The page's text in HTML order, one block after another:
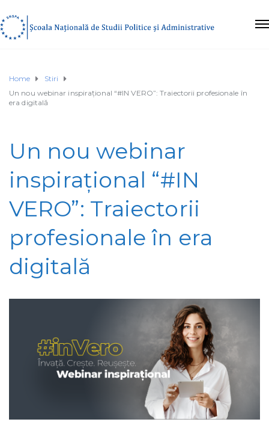
Home
Stiri
Un nou webinar inspirațional “#IN VERO”: Traiectorii profesionale în
era digitală
Un nou webinar
inspirațional “#IN
VERO”: Traiectorii
profesionale în era
digitală